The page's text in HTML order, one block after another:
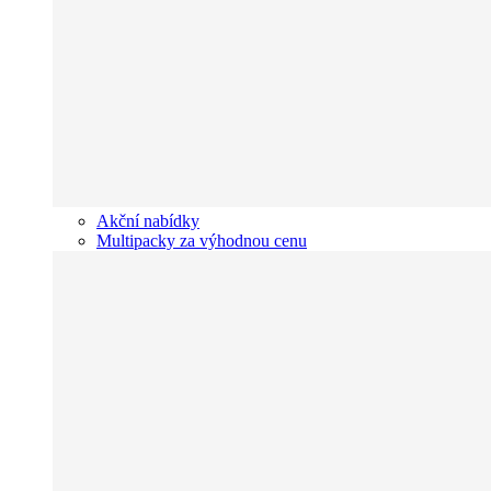
Akční nabídky
Multipacky za výhodnou cenu